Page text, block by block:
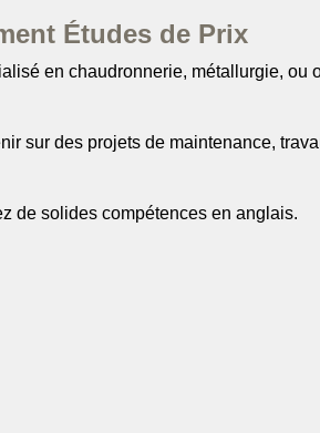
Études de Prix
en chaudronnerie, métallurgie,
sur des projets de maintenance,
de solides compétences en anglais.